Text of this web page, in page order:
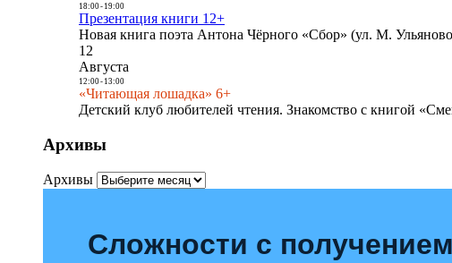
18:00- 19:00
Презентация книги 12+
Новая книга поэта Антона Чёрного «Сбор» (ул. М.
12
Августа
12:00- 13:00
«Читающая лошадка» 6+
Детский клуб любителей чтения. Знакомство с книгой
Архивы
Архивы
Сложности с получением